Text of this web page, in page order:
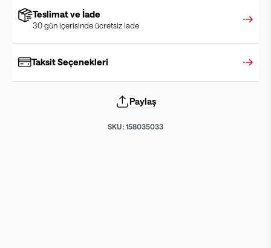
Teslimat ve İade
30 gün içerisinde ücretsiz iade
Taksit Seçenekleri
Paylaş
SKU :158035033